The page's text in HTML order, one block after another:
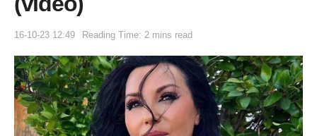
16-10-23 12:49 Reading Time: 2 mins read